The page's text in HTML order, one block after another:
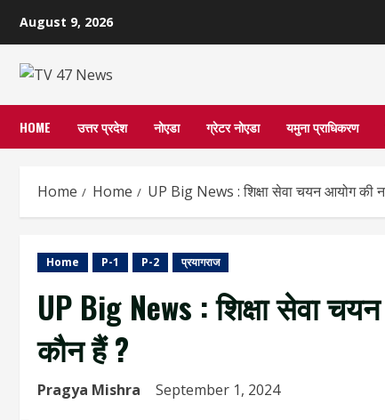
content
August 9, 2026
HOME उत्तर प्रदेश नोएडा ग्रेटर नोएडा यमुना प्राधिकरण
Home Home UP Big News : शिक्षा सेवा चयन आयोग की नई
Home P-1 P-2 प्रयागराज
UP Big News : शिक्षा सेवा
कौन हैं ?
Pragya Mishra September 1, 2024